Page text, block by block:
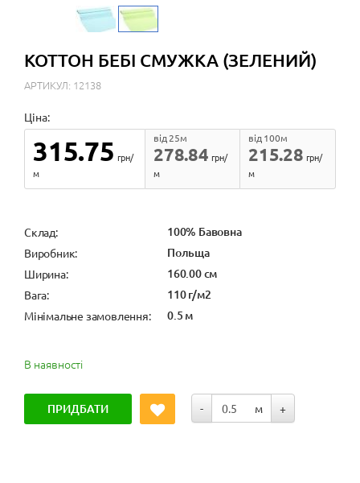
КОТТОН БЕБІ СМУЖКА (ЗЕЛЕНИЙ)
АРТИКУЛ: 12138
Ціна:
315.75 грн/
м
278.84
від 25м
грн/
м
215.28
від 100м
грн/
м
Cклад: 100% Бавовна
Виробник: Польща
Ширина: 160.00 см
Вага: 110 г/м2
Мінімальне замовлення: 0.5 м
В наявності
ПРИДБАТИ - м +